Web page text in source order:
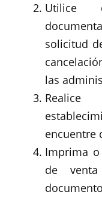
Utilice
solicitud
las
encuentre
Imprima
de